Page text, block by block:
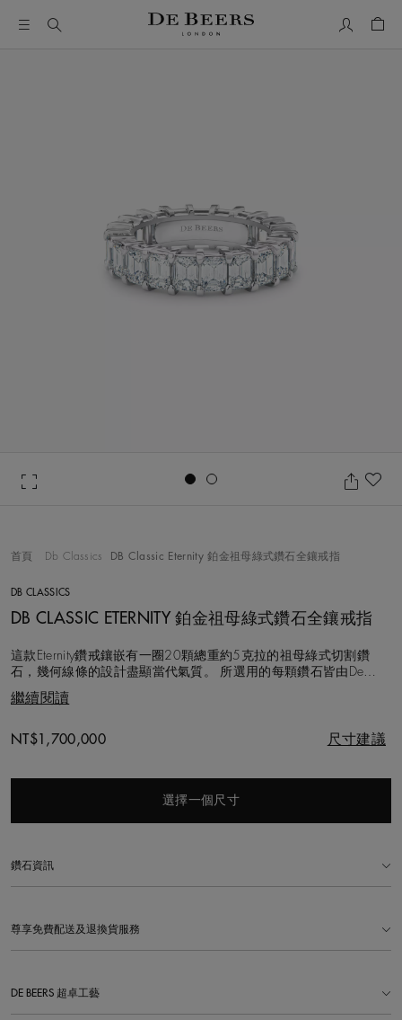
首頁 Db Classics DB Classic Eternity 鉑金祖母綠式鑽石全鑲戒指
DB CLASSICS
DB CLASSIC ETERNITY 鉑金祖母綠式鑽石全鑲戒指
這款Eternity鑽戒鑲嵌有一圈20顆總重約5克拉的祖母綠式切割鑽
石，幾何線條的設計盡顯當代氣質。 所選用的每顆鑽石皆由De
藝鑲嵌，為您呈現完美平衡之作。 優雅而精緻，此款戒指令人驚豔
繼續閱讀
Original price
NT$1,700,000 尺寸建議
選擇一個尺寸
鑽石資訊
尊享免費配送及退換貨服務
DE BEERS 超卓工藝